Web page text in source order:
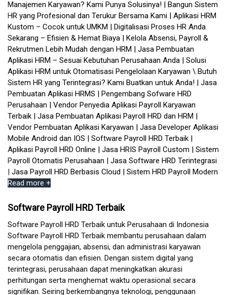
Read more +
Software Payroll HRD Terbaik
Software Payroll HRD Terbaik untuk Perusahaan di Indonesia
Software Payroll HRD Terbaik membantu perusahaan dalam
mengelola penggajian, absensi, dan administrasi karyawan
secara otomatis dan efisien. Dengan sistem digital yang
terintegrasi, perusahaan dapat meningkatkan akurasi
perhitungan serta menghemat waktu operasional secara
signifikan. Seiring berkembangnya teknologi, penggunaan